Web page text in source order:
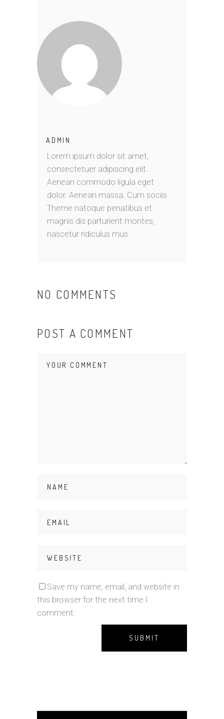
ADMIN
Lorem ipsum dolor sit amet,
consectetuer adipiscing elit.
Aenean commodo ligula eget
dolor. Aenean massa. Cum sociis
Theme natoque penatibus et
magnis dis parturient montes,
nascetur ridiculus mus.
NO COMMENTS
POST A COMMENT
Save my name, email, and website in
this browser for the next time I
comment.